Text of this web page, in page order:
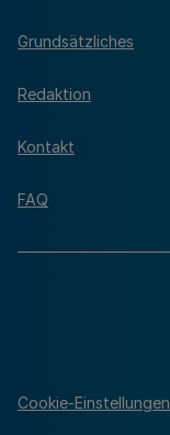
Grundsätzliches
Redaktion
Kontakt
FAQ
Cookie-Einstellungen